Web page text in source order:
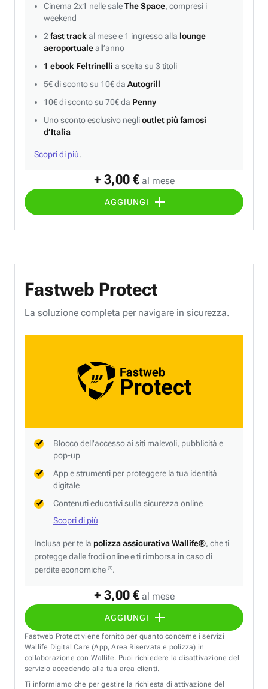
+ 3,00 € al mese
AGGIUNGI
Cinema 2x1 nelle saleThe Space, compresi i
weekend
2 fast track al mese e 1 ingresso alla lounge
aeroportualeall’anno
1 ebook Feltrinelli a scelta su 3 titoli
5€ di sconto su 10€ da Autogrill
10€ di sconto su 70€ da Penny
Uno sconto esclusivo neglioutlet più famosi
d’Italia
Scopri di più.
Fastweb Protect
+ 3,00 € al mese
AGGIUNGI
La soluzione completa per navigare in sicurezza.
Blocco dell'accesso ai siti malevoli, pubblicità e
pop-up
App e strumenti per proteggere la tua identità
digitale
Contenuti educativi sulla sicurezza online
Scopri di più
Inclusa per te la polizza assicurativa Wallife®, che ti
protegge dalle frodi online e ti rimborsa in caso di
perdite economiche (1).
Fastweb Protect viene fornito per quanto concerne i servizi
Wallife Digital Care (App, Area Riservata e polizza) in
collaborazione con Wallife. Puoi richiedere la disattivazione del
servizio accedendo alla tua area clienti.
Ti informiamo che per gestire la richiesta di attivazione del